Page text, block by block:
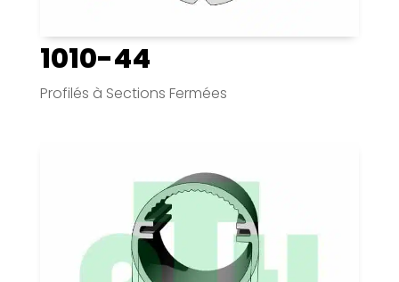
1010-44
Profilés à Sections Fermées